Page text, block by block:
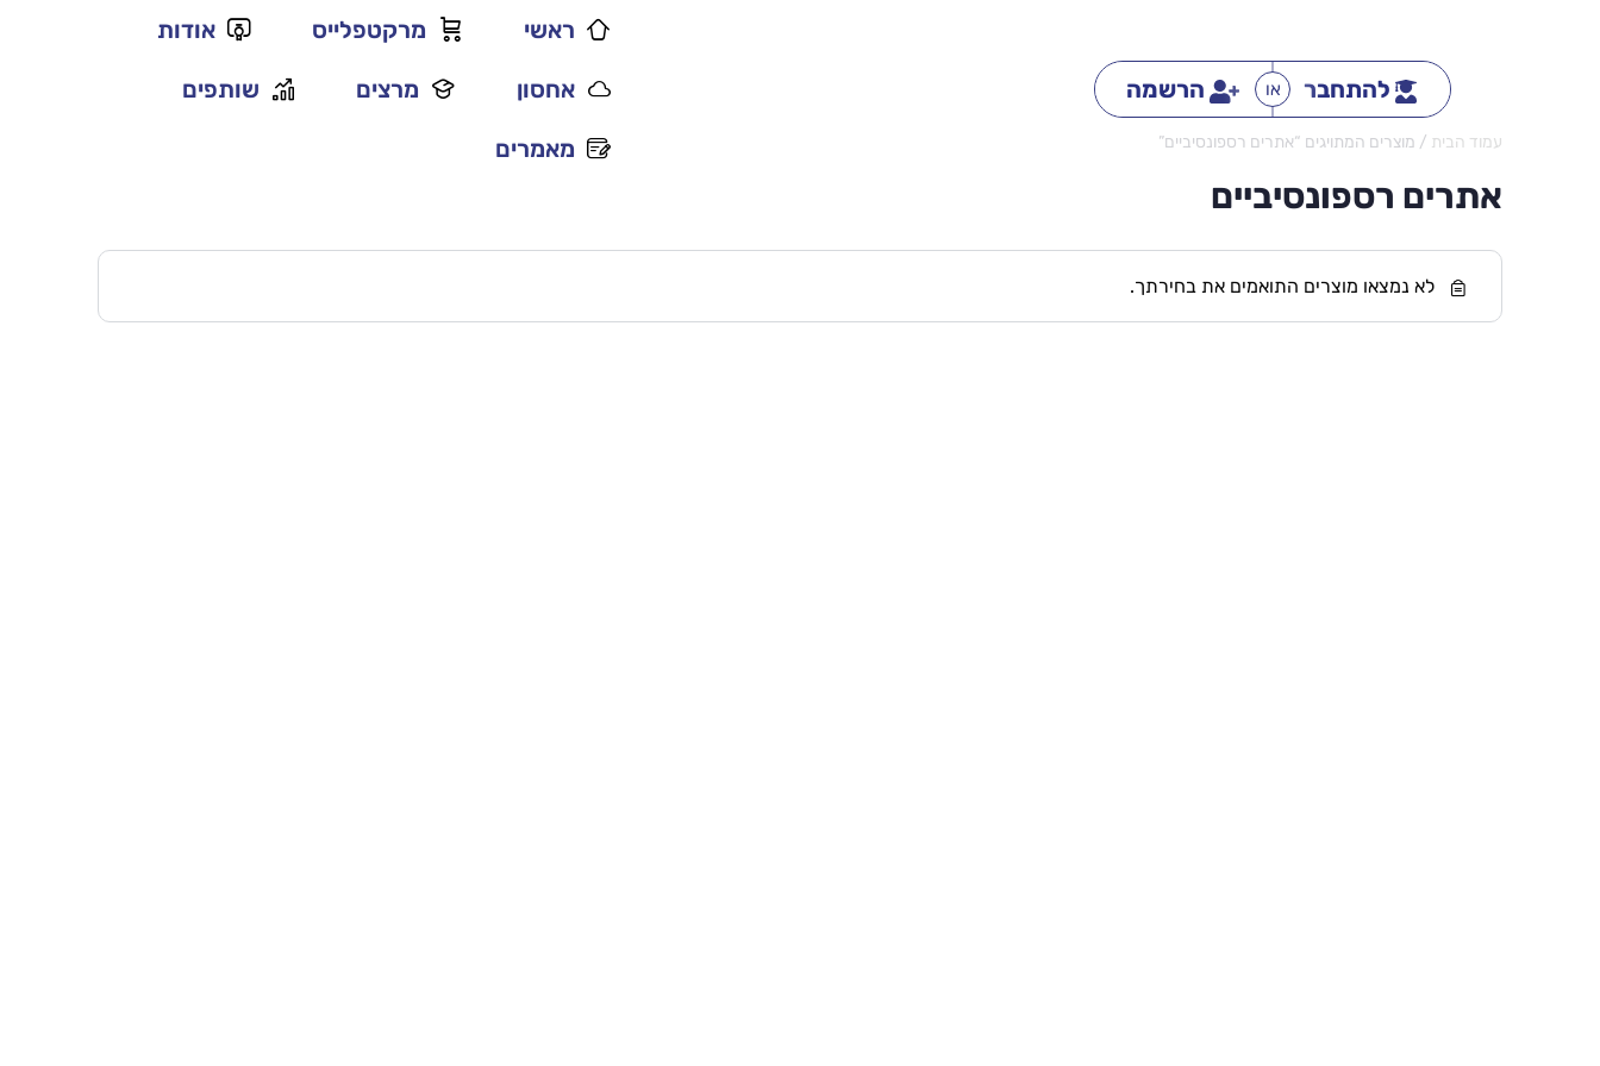
להתחבר או הרשמה
ראשי מרקטפלייס אודות
אחסון מרצים שותפים
מאמרים עמוד הבית / מוצרים המתויגים “אתרים רספונסיביים”
אתרים רספונסיביים
לא נמצאו מוצרים התואמים את בחירתך.